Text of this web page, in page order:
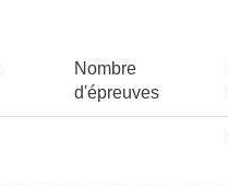
Nombre
d'épreuves